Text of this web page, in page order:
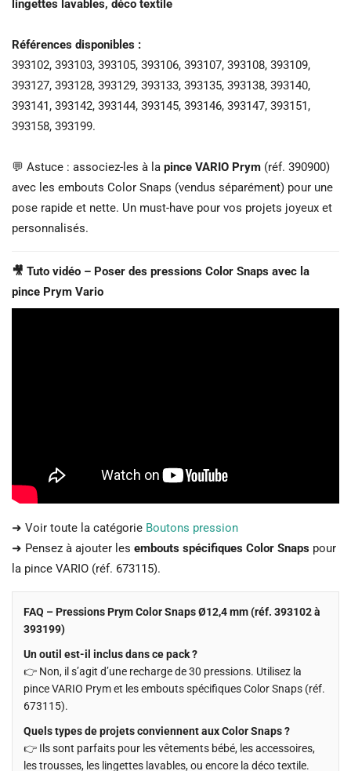
lingettes lavables, déco textile
Références disponibles :
393102, 393103, 393105, 393106, 393107, 393108, 393109,
393127, 393128, 393129, 393133, 393135, 393138, 393140,
393141, 393142, 393144, 393145, 393146, 393147, 393151,
393158, 393199.
💬 Astuce : associez-les à la pince VARIO Prym (réf. 390900)
avec les embouts Color Snaps (vendus séparément) pour une
pose rapide et nette. Un must-have pour vos projets joyeux et
personnalisés.
🎥 Tuto vidéo – Poser des pressions Color Snaps avec la
pince Prym Vario
➜ Voir toute la catégorie Boutons pression
➜ Pensez à ajouter les embouts spécifiques Color Snaps pour
la pince VARIO (réf. 673115).
FAQ – Pressions Prym Color Snaps Ø12,4 mm (réf. 393102 à
393199)
Un outil est-il inclus dans ce pack ?
👉 Non, il s’agit d’une recharge de 30 pressions. Utilisez la
pince VARIO Prym et les embouts spécifiques Color Snaps (réf.
673115).
Quels types de projets conviennent aux Color Snaps ?
👉 Ils sont parfaits pour les vêtements bébé, les accessoires,
les trousses, les lingettes lavables, ou encore la déco textile.